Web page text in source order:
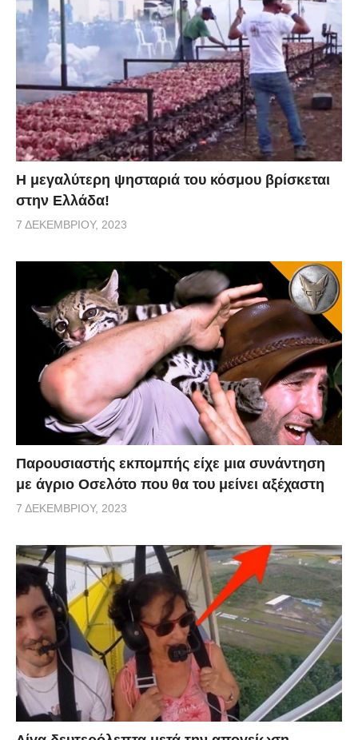
Η μεγαλύτερη ψησταριά του κόσμου βρίσκεται
στην Ελλάδα!
7 ΔΕΚΕΜΒΡΊΟΥ, 2023
Παρουσιαστής εκπομπής είχε μια συνάντηση
με άγριο Οσελότο που θα του μείνει αξέχαστη
7 ΔΕΚΕΜΒΡΊΟΥ, 2023